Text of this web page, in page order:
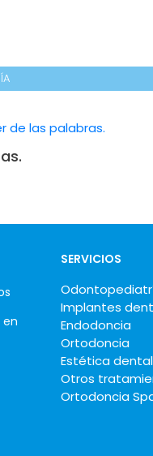
SERVICIOS
Implantes
Endodoncia
Ortodoncia
Estética dental
Otros
Ortodoncia